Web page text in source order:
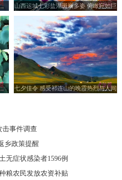
山西运城七彩盐湖斑斓多姿 俯瞰宛如巨
型调色板
七夕佳令 感受祁连山的晚霞热烈与人间
击事件调查
乡政策提醒
无症状感染者1596例
粮农民发放农资补贴